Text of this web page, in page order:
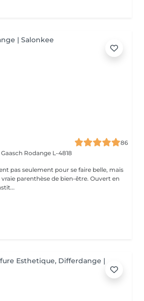
86
Rodange L-4818
pas seulement pour se faire belle, mais
parenthèse de bien-être. Ouvert en